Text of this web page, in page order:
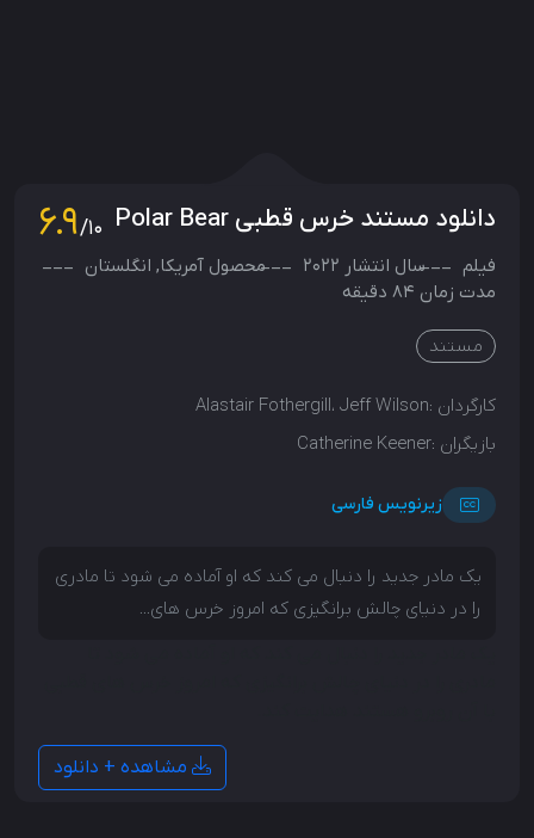
دانلود مستند خرس قطبی Polar Bear 6.9/10
فیلم سال انتشار 2022 محصول آمریکا, انگلستان
مدت زمان 84 دقیقه
مستند
کارگردان :Alastair Fothergill، Jeff Wilson
بازیگران :Catherine Keener
زیرنویس فارسی
یک مادر جدید را دنبال می کند که او آماده می شود تا مادری
را در دنیای چالش برانگیزی که امروز خرس های...
مشاهده + دانلود